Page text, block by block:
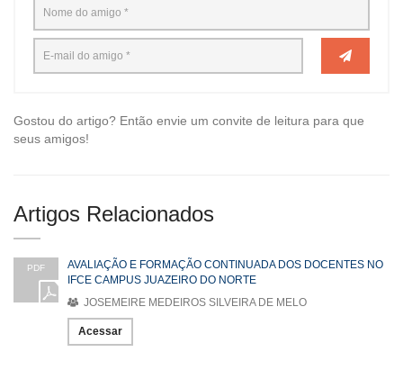
Gostou do artigo? Então envie um convite de leitura para que
seus amigos!
Artigos Relacionados
PDF
AVALIAÇÃO E FORMAÇÃO CONTINUADA DOS DOCENTES NO
IFCE CAMPUS JUAZEIRO DO NORTE
JOSEMEIRE MEDEIROS SILVEIRA DE MELO
Acessar